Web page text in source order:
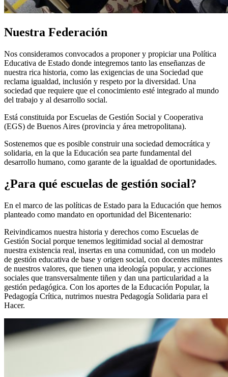
Nuestra Federación
Nos consideramos convocados a proponer y propiciar una Política
Educativa de Estado donde integremos tanto las enseñanzas de
nuestra rica historia, como las exigencias de una Sociedad que
reclama igualdad, inclusión y respeto por la diversidad. Una
sociedad que requiere que el conocimiento esté integrado al mundo
del trabajo y al desarrollo social.
Está constituida por Escuelas de Gestión Social y Cooperativa
(EGS) de Buenos Aires (provincia y área metropolitana).
Sostenemos que es posible construir una sociedad democrática y
solidaria, en la que la Educación sea parte fundamental del
desarrollo humano, como garante de la igualdad de oportunidades.
¿Para qué escuelas de gestión social?
En el marco de las políticas de Estado para la Educación que hemos
planteado como mandato en oportunidad del Bicentenario:
Reivindicamos nuestra historia y derechos como Escuelas de
Gestión Social porque tenemos legitimidad social al demostrar
nuestra existencia real, insertas en una comunidad, con un modelo
de gestión educativa de base y origen social, con docentes militantes
de nuestros valores, que tienen una ideología popular, y acciones
sociales que transversalmente tiñen y dan una particularidad a la
gestión pedagógica. Con los aportes de la Educación Popular, la
Pedagogía Crítica, nutrimos nuestra Pedagogía Solidaria para el
Hacer.